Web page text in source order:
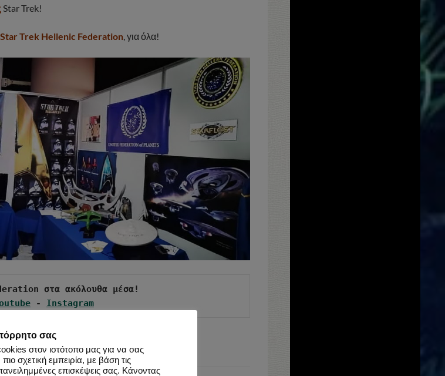
Star Trek!
Star Trek Hellenic Federation, για όλα!
- Instagram
σας
στον ιστότοπο μας για να σας
σχετική εμπειρία, με βάση τις
επισκέψεις σας. Κάνοντας